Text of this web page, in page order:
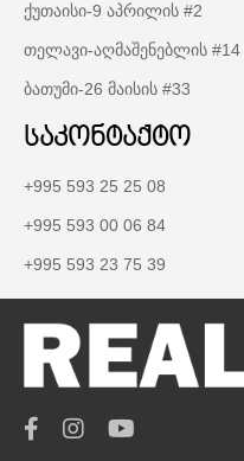
ქუთაისი-9 აპრილის #2
თელავი-აღმაშენებლის #14
ბათუმი-26 მაისის #33
საკონტაქტო
+995 593 25 25 08
+995 593 00 06 84
+995 593 23 75 39